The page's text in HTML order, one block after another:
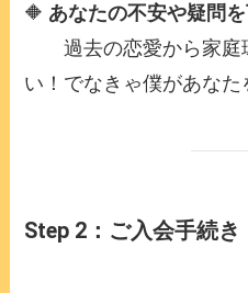
🔶 あなたの不安や疑問を
過去の恋愛から家庭
い！でなきゃ僕があな
Step 2：ご入会手続き